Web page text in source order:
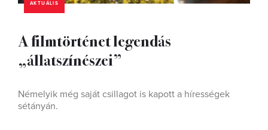
AKTUÁLIS
A filmtörténet legendás
„állatszínészei”
Némelyik még saját csillagot is kapott a hírességek
sétányán.